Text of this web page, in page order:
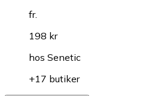
fr.
198 kr
hos Senetic
+17 butiker